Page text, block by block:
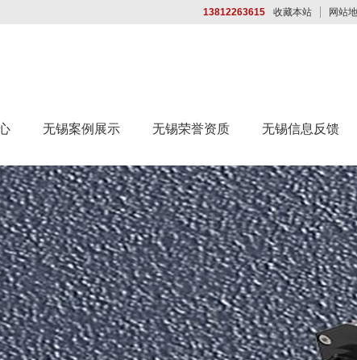
13812263615 收藏本站 网站
无锡案例展示 无锡荣誉资质 无锡信息反馈